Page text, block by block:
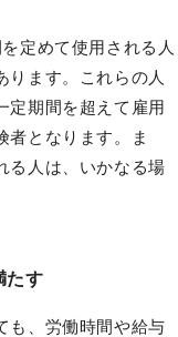
定めて使用される人
ります。これらの人
定期間を超えて雇用
者となります。ま
る人は、いかなる場
たす
も、労働時間や給与